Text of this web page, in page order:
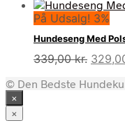
pris
var:
På Udsalg! 3%
Hundeseng Med
339,00kr. Den
pris
© Den Bedste
×
×